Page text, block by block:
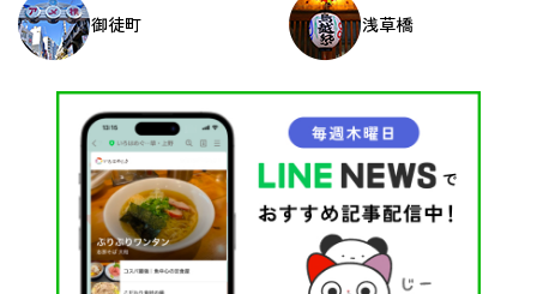
御徒町 浅草橋